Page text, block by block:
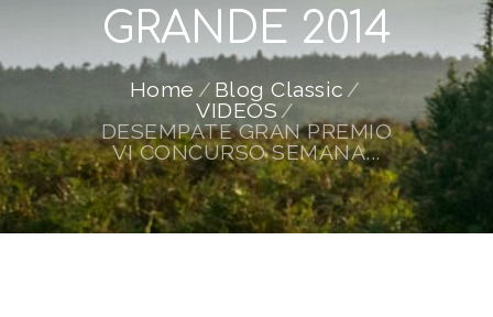
GRANDE 2014
Home
Blog Classic
VIDEOS
DESEMPATE GRAN PREMIO
VI CONCURSO SEMANA...